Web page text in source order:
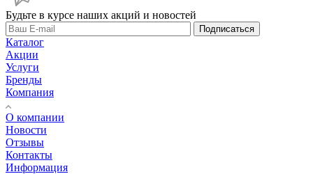
Будьте в курсе наших акций и новостей
Подписаться
Каталог
Акции
Услуги
Бренды
Компания
О компании
Новости
Отзывы
Контакты
Информация